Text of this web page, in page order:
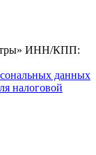
ИНН/КПП:
данных
налоговой